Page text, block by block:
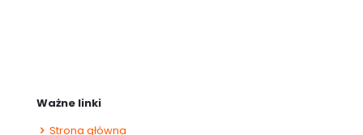
Ważne linki
Strona główna